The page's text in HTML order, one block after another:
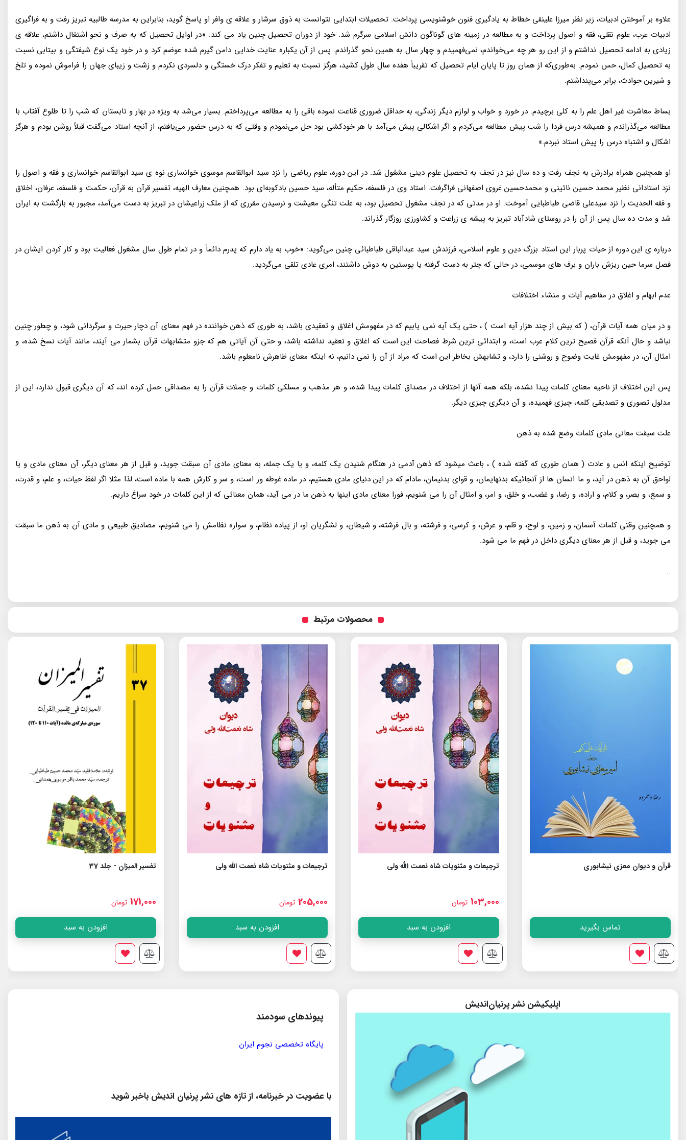
علاوه بر آموختن ادبیات، زیر نظر میرزا علینقی خطاط به یادگیری فنون خوشنویسی پرداخت. تحصیلات ابتدایی نتوانست به ذوق سرشار و علاقه ی وافر او پاسخ گوید، بنابراین به مدرسه طالبیه تبریز رفت و به فراگیری
ادبیات عرب، علوم نقلی، فقه و اصول پرداخت و به مطالعه در زمینه های گوناگون دانش‌ اسلامی سرگرم شد. خود از دوران تحصیل چنین یاد می کند: «در اوایل تحصیل که به صرف و نحو اشتغال داشتم، علاقه ی
زیادی به ادامه تحصیل نداشتم و از این رو هر چه می‌خواندم، نمی‌فهمیدم و چهار سال به همین نحو گذراندم. پس از آن یکباره عنایت خدایی دامن گیرم شده عوضم کرد و در خود یک نوع شیفتگی و بیتابی نسبت
به تحصیل کمال، حس نمودم. به‌طوری‌که از همان روز تا پایان ایام تحصیل که تقریباً هفده سال طول کشید، هرگز نسبت به تعلیم و تفکر درک خستگی و دلسردی نکردم و زشت و زیبای جهان را فراموش نموده و تلخ
و شیرین حوادث، برابر می‌پنداشتم.
بساط معاشرت غیر اهل علم را به کلی برچیدم. در خورد و خواب و لوازم دیگر زندگی، به حداقل ضروری قناعت نموده باقی را به مطالعه می‌پرداختم. بسیار می‌شد به ویژه در بهار و تابستان که شب را تا طلوع آفتاب با
مطالعه می‌گذراندم و همیشه درس فردا را شب پیش مطالعه می‌کردم و اگر اشکالی پیش می‌آمد با هر خودکشی بود حل می‌نمودم و وقتی که به درس حضور می‌یافتم، از آنچه استاد می‌گفت قبلاً روشن بودم و هرگز
اشکال و اشتباه درس را پیش استاد نبردم.»
او همچنین همراه برادرش به نجف رفت و ده سال نیز در نجف به تحصیل علوم دینی مشغول شد. در این دوره، علوم ریاضی را نزد سید ابوالقاسم موسوی خوانساری نوه ی سید ابوالقاسم خوانساری و فقه و اصول را
نزد استادانی نظیر محمد حسین نائینی و محمدحسین غروی اصفهانی فراگرفت. استاد وی در فلسفه، حکیم متأله، سید حسین بادکوبه‌ای بود. همچنین معارف الهیه، تفسیر قرآن به قرآن، حکمت و فلسفه، عرفان، اخلاق
و فقه الحدیث را نزد سیدعلی قاضی طباطبایی آموخت. او در مدتی که در نجف مشغول تحصیل بود، به علت تنگی معیشت و نرسیدن مقرری که از ملک زراعیشان در تبریز به دست می‌آمد، مجبور به بازگشت به ایران
شد و مدت ده سال پس از آن را در روستای شادآباد تبریز به پیشه ی زراعت و کشاورزی روزگار گذراند.
درباره ی این دوره از حیات پربار این استاد بزرگ دین و علوم اسلامی، فرزندش سید عبدالباقی طباطبائی چنین می‌گوید: «خوب به یاد دارم که پدرم دائماً و در تمام طول سال مشغول فعالیت بود و کار کردن ایشان در
فصل سرما حین ریزش باران و برف های موسمی، در حالی که چتر به دست گرفته یا پوستین به دوش داشتند، امری عادی تلقی می‌گردید.
عدم ابهام و اغلاق در مفاهیم آیات و منشاء اختلافات
و در میان همه آیات قرآن، ( که بیش از چند هزار آیه است ) ، حتی یک آیه نمی یابیم که در مفهومش اغلاق و تعقیدی باشد، به طوری که ذهن خواننده در فهم معنای آن دچار حیرت و سرگردانی شود، و چطور چنین
نباشد و حال آنکه قرآن فصیح ترین کلام عرب است، و ابتدائی ترین شرط فصاحت این است که اغلاق و تعقید نداشته باشد، و حتی آن آیاتی هم که جزو متشابهات قرآن بشمار می آیند، مانند آیات نسخ شده، و
امثال آن، در مفهومش غایت وضوح و روشنی را دارد، و تشابهش بخاطر این است که مراد از آن را نمی دانیم، نه اینکه معنای ظاهرش نامعلوم باشد.
پس این اختلاف از ناحیه معنای کلمات پیدا نشده، بلکه همه آنها از اختلاف در مصداق کلمات پیدا شده، و هر مذهب و مسلکی کلمات و جملات قرآن را به مصداقی حمل کرده اند، که آن دیگری قبول ندارد، این از
مدلول تصوری و تصدیقی کلمه، چیزی فهمیده، و آن دیگری چیزی دیگر.
علت سبقت معانی مادی کلمات وضع شده به ذهن
توضیح اینکه انس و عادت ( همان طوری که گفته شده ) ، باعث میشود که ذهن آدمی در هنگام شنیدن یک کلمه، و یا یک جمله، به معنای مادی آن سبقت جوید، و قبل از هر معنای دیگر، آن معنای مادی و یا
لواحق آن به ذهن در آید، و ما انسان ها از آنجائیکه بدنهایمان، و قوای بدنیمان، مادام که در این دنیای مادی هستیم، در ماده غوطه ور است، و سر و کارش همه با ماده است، لذا مثلا اگر لفظ حیات، و علم، و قدرت،
و سمع، و بصر، و کلام، و اراده، و رضا، و غضب، و خلق، و امر، و امثال آن را می شنویم، فورا معنای مادی اینها به ذهن ما در می آید، همان معنائی که از این کلمات در خود سراغ داریم.
و همچنین وقتی کلمات آسمان، و زمین، و لوح، و قلم، و عرش، و کرسی، و فرشته، و بال فرشته، و شیطان، و لشگریان او، از پیاده نظام، و سواره نظامش را می شنویم، مصادیق طبیعی و مادی آن به ذهن ما سبقت
می جوید، و قبل از هر معنای دیگری داخل در فهم ما می شود.
...
محصولات مرتبط
قرآن و دیوان معزی نیشابوری
تماس بگیرید
ترجیعات و مثنویات شاه نعمت الله ولى
103,000 تومان
افزودن به سبد
ترجیعات و مثنویات شاه نعمت الله ولى
205,000 تومان
افزودن به سبد
تفسیر المیزان - جلد 37
171,000 تومان
افزودن به سبد
اپلیکیشن نشر پرنیان‌اندیش
پیوندهای سودمند
پایگاه آموزش مجازی رایگان برای دانش آموزان مناطق محروم سراسر کشور پایگاه تخصصی نجوم ایران
با عضویت در خبرنامه، از تازه‌ های نشر پرنیان‌ اندیش باخبر شوید